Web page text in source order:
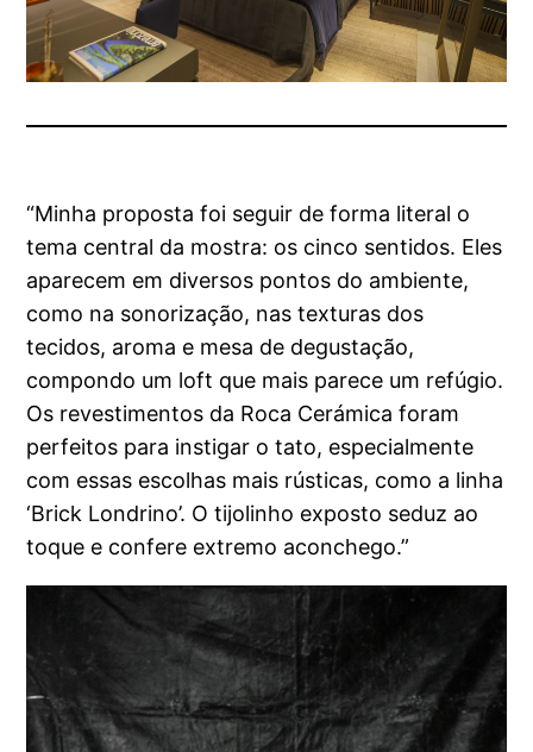
“Minha proposta foi seguir de forma literal o
tema central da mostra: os cinco sentidos. Eles
aparecem em diversos pontos do ambiente,
como na sonorização, nas texturas dos
tecidos, aroma e mesa de degustação,
compondo um loft que mais parece um refúgio.
Os revestimentos da Roca Cerámica foram
perfeitos para instigar o tato, especialmente
com essas escolhas mais rústicas, como a linha
‘Brick Londrino’. O tijolinho exposto seduz ao
toque e confere extremo aconchego.”